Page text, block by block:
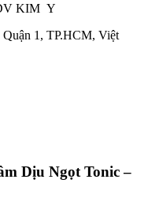
KIM Y
1, TP.HCM, Việt
Dịu Ngọt Tonic –